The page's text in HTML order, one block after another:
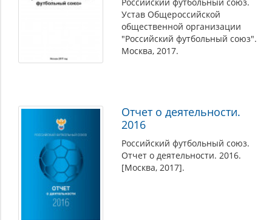
Устав Общероссийской
общественной организации
"Российский футбольный союз".
Москва, 2017.
Отчет о деятельности.
2016
Российский футбольный союз.
Отчет о деятельности. 2016.
[Москва, 2017].